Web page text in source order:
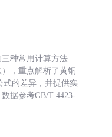
种常用计算方法
，重点解析了黄铜
式的差异，并提供实
据参考GB/T 4423-